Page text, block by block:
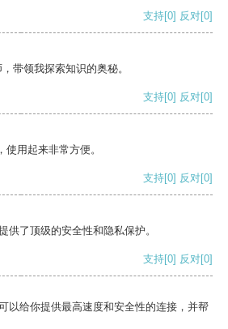
支持[0] 反对[0]
带领我探索知识的奥秘。
支持[0] 反对[0]
用起来非常方便。
支持[0] 反对[0]
供了顶级的安全性和隐私保护。
支持[0] 反对[0]
以给你提供最高速度和安全性的连接，并帮